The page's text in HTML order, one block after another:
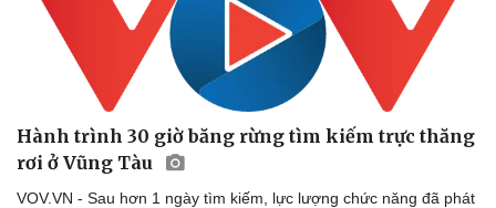
Hành trình 30 giờ băng rừng tìm kiếm trực thăng
rơi ở Vũng Tàu
VOV.VN - Sau hơn 1 ngày tìm kiếm, lực lượng chức năng đã phát